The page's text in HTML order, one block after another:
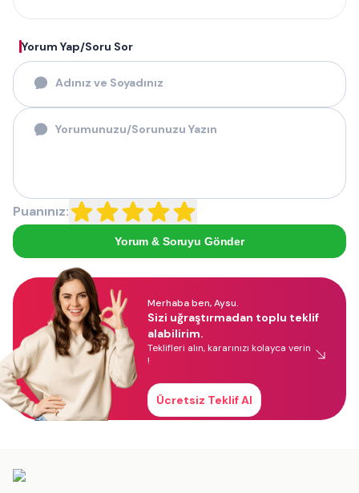
Yorum Yap/Soru Sor
Puanınız:
Yorum & Soruyu Gönder
Merhaba ben, Aysu.
Sizi uğraştırmadan toplu teklif
alabilirim.
Teklifleri alın, kararınızı kolayca verin
!
Ücretsiz Teklif Al